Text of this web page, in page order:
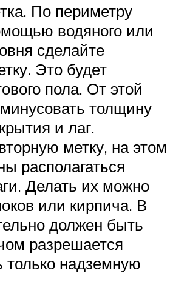
По периметру
водяного или
сделайте
Это будет
пола. От этой
толщину
и лаг.
метку, на этом
располагаться
Делать их можно
или кирпича. В
должен быть
разрешается
только надземную